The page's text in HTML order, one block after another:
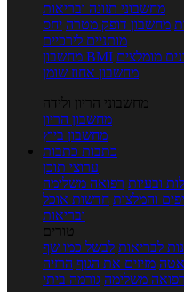
מחשבוני תזונה ובריאות
מחשבון דופק מטרה יחס
מותניים לירכיים
מחשבון BMI מומלצים
מחשבון אחוז שומן
מחשבוני הריון ולידה
מחשבון הריון
מחשבון ביוץ
כתבות כתבות
ערוצי תוכן
ובעיות רפואה משלימה
והמלצות חדשות אוכל
ובריאות
טורים
לבריאות לבשל כמו שף
מזיזים את הגוף הרזיה
משלימה גורמה ביתי